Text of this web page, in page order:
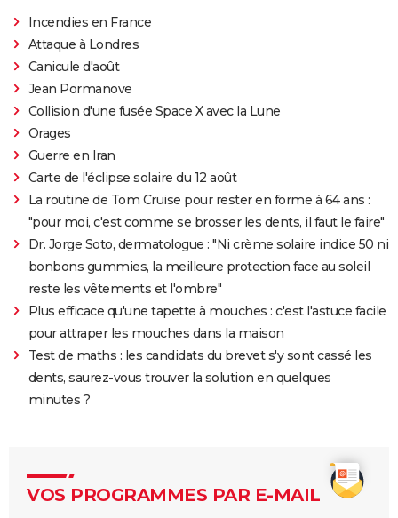
Incendies en France
Attaque à Londres
Canicule d'août
Jean Pormanove
Collision d'une fusée Space X avec la Lune
Orages
Guerre en Iran
Carte de l'éclipse solaire du 12 août
La routine de Tom Cruise pour rester en forme à 64 ans :
"pour moi, c'est comme se brosser les dents, il faut le faire"
Dr. Jorge Soto, dermatologue : "Ni crème solaire indice 50 ni
bonbons gummies, la meilleure protection face au soleil
reste les vêtements et l'ombre"
Plus efficace qu'une tapette à mouches : c'est l'astuce facile
pour attraper les mouches dans la maison
Test de maths : les candidats du brevet s'y sont cassé les
dents, saurez-vous trouver la solution en quelques
minutes ?
VOS PROGRAMMES PAR E-MAIL